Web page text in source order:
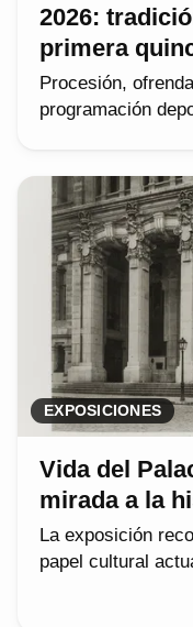
2026:
primera
Procesión,
programación
EXPOSICIONES
Vida del
mirada a la
La exposición
papel cultural